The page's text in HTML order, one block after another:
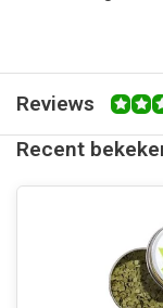
Reviews
Recent